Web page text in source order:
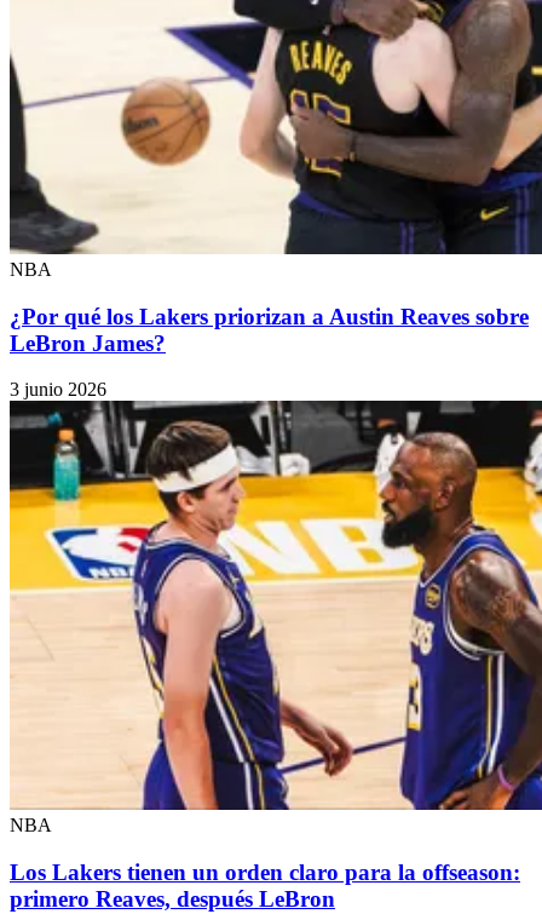
NBA
¿Por qué los Lakers priorizan a Austin Reaves sobre
LeBron James?
3 junio 2026
NBA
Los Lakers tienen un orden claro para la offseason:
primero Reaves, después LeBron